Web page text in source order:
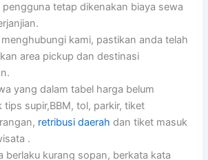
tetap dikenakan biaya sewa
menghubungi kami, pastikan anda telah
area pickup dan destinasi
yang dalam tabel harga belum
tips supir,BBM, tol, parkir, tiket
retribusi daerah dan tiket masuk
.
berlaku kurang sopan, berkata kata